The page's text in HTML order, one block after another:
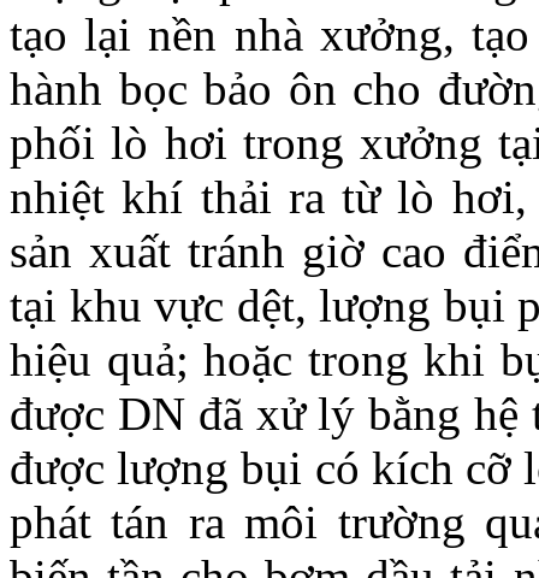
tạo lại nền nhà xưởng,
hành bọc bảo ôn cho
phối lò hơi trong xưởng
nhiệt khí thải ra từ lò
sản xuất tránh giờ cao
tại khu vực dệt, lượng bụi
hiệu quả; hoặc trong khi
được DN đã xử lý bằng hệ
được lượng bụi có kích cỡ
phát tán ra môi trường